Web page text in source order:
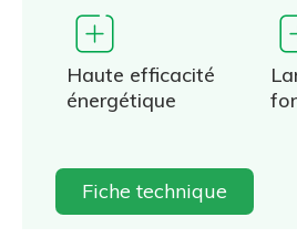
Haute efficacité
énergétique
Fiche technique